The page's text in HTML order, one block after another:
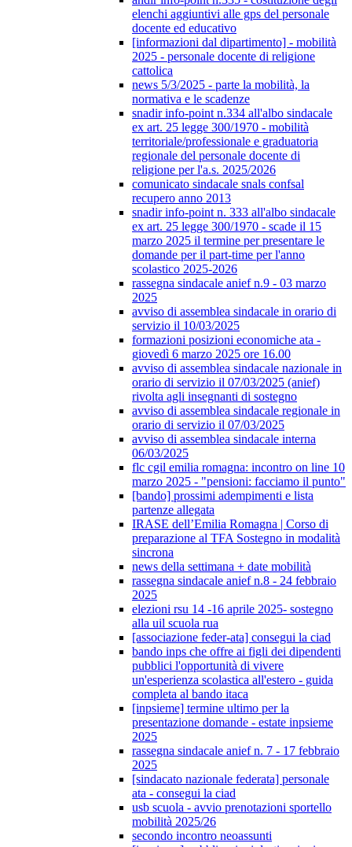
elenchi aggiuntivi alle gps del personale
docente ed educativo
[informazioni dal dipartimento] - mobilità
2025 - personale docente di religione
cattolica
news 5/3/2025 - parte la mobilità, la
normativa e le scadenze
snadir info-point n.334 all'albo sindacale
ex art. 25 legge 300/1970 - mobilità
territoriale/professionale e graduatoria
regionale del personale docente di
religione per l'a.s. 2025/2026
comunicato sindacale snals confsal
recupero anno 2013
snadir info-point n. 333 all'albo sindacale
ex art. 25 legge 300/1970 - scade il 15
marzo 2025 il termine per presentare le
domande per il part-time per l'anno
scolastico 2025-2026
rassegna sindacale anief n.9 - 03 marzo
2025
avviso di assemblea sindacale in orario di
servizio il 10/03/2025
formazioni posizioni economiche ata -
giovedì 6 marzo 2025 ore 16.00
avviso di assemblea sindacale nazionale in
orario di servizio il 07/03/2025 (anief)
rivolta agli insegnanti di sostegno
avviso di assemblea sindacale regionale in
orario di servizio il 07/03/2025
avviso di assemblea sindacale interna
06/03/2025
flc cgil emilia romagna: incontro on line 10
marzo 2025 - "pensioni: facciamo il punto"
[bando] prossimi adempimenti e lista
partenze allegata
IRASE dell’Emilia Romagna | Corso di
preparazione al TFA Sostegno in modalità
sincrona
news della settimana + date mobilità
rassegna sindacale anief n.8 - 24 febbraio
2025
elezioni rsu 14 -16 aprile 2025- sostegno
alla uil scuola rua
[associazione feder-ata] consegui la ciad
bando inps che offre ai figli dei dipendenti
pubblici l'opportunità di vivere
un'esperienza scolastica all'estero - guida
completa al bando itaca
[inpsieme] termine ultimo per la
presentazione domande - estate inpsieme
2025
rassegna sindacale anief n. 7 - 17 febbraio
2025
[sindacato nazionale federata] personale
ata - consegui la ciad
usb scuola - avvio prenotazioni sportello
mobilità 2025/26
secondo incontro neoassunti